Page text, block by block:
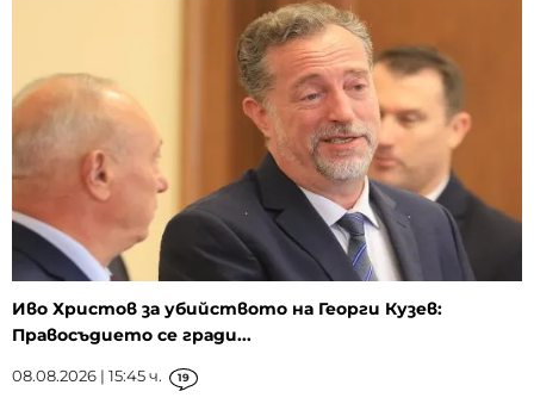
Иво Христов за убийството на Георги Кузев:
Правосъдието се гради...
08.08.2026 | 15:45 ч. 19